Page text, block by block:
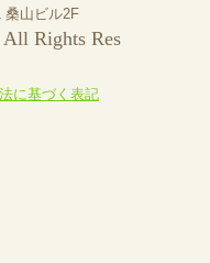
桑山ビル2F
Rights Res
に基づく表記